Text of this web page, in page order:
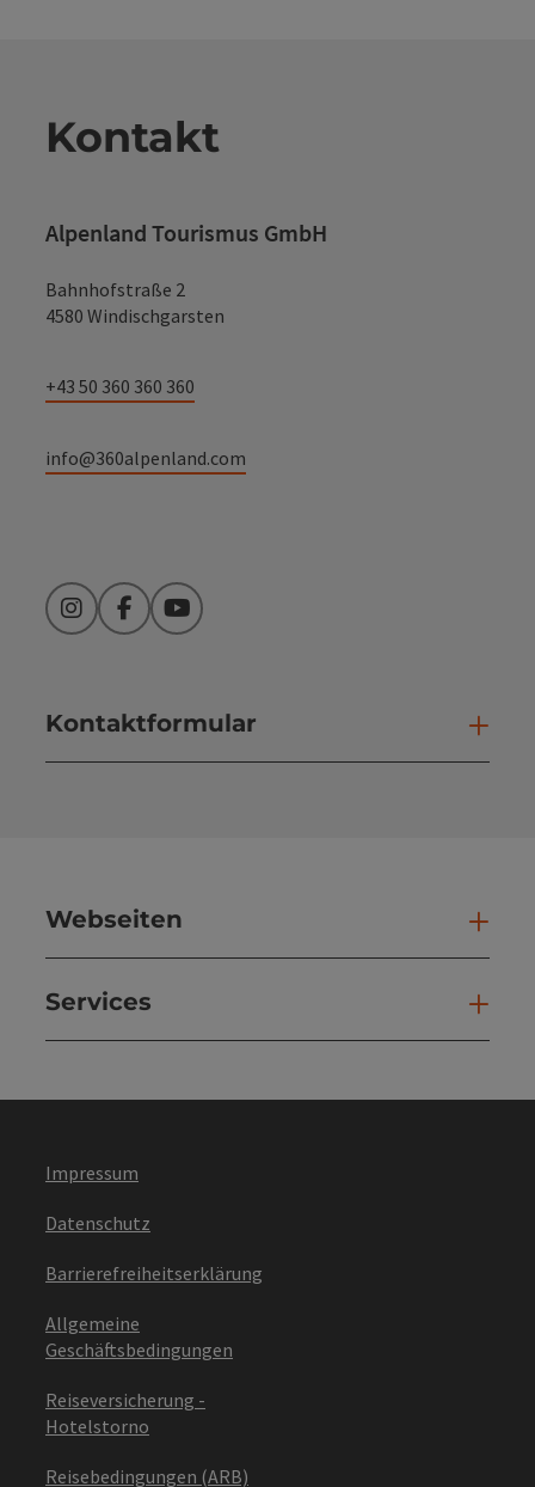
Kontakt
Alpenland Tourismus GmbH
Bahnhofstraße 2
4580 Windischgarsten
+43 50 360 360 360
info@360alpenland.com
InstagramFacebookYouTube
Kontaktformular
Webseiten
Services
Impressum
Datenschutz
Barrierefreiheitserklärung
Allgemeine
Geschäftsbedingungen
Reiseversicherung -
Hotelstorno
Reisebedingungen (ARB)